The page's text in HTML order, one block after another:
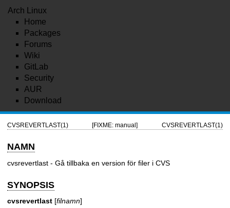
Arch Linux
Home
Packages
Forums
Wiki
GitLab
Security
AUR
Download
CVSREVERTLAST(1) [FIXME: manual] CVSREVERTLAST(1)
NAMN
cvsrevertlast - Gå tillbaka en version för filer i CVS
SYNOPSIS
cvsrevertlast [filnamn]